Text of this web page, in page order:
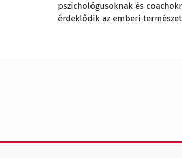
pszichológusoknak és
érdeklődik az emberi